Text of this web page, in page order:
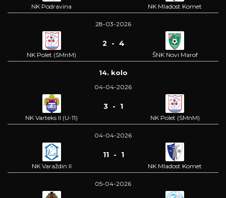
NK Podravina NK Mladost Komet
28-03-2026
NK Polet (SMnM)
2 - 4
ŠNK Novi Marof
14. kolo
04-04-2026
NK Varteks II (U-11)
3 - 1
NK Polet (SMnM)
04-04-2026
NK Varaždin II
11 - 1
NK Mladost Komet
05-04-2026